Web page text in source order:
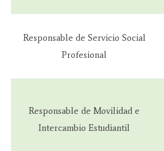
Responsable de Servicio Social
Profesional
Responsable de Movilidad e
Intercambio Estudiantil